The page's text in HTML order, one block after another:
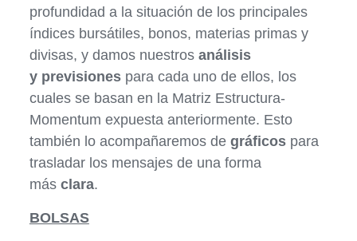
profundidad a la situación de los principales
índices bursátiles, bonos, materias primas y
divisas, y damos nuestros análisis
y previsionespara cada uno de ellos, los
cuales se basan en la Matriz Estructura-
Momentum expuesta anteriormente. Esto
también lo acompañaremos de gráficospara
trasladar los mensajes de una forma
más clara.
BOLSAS